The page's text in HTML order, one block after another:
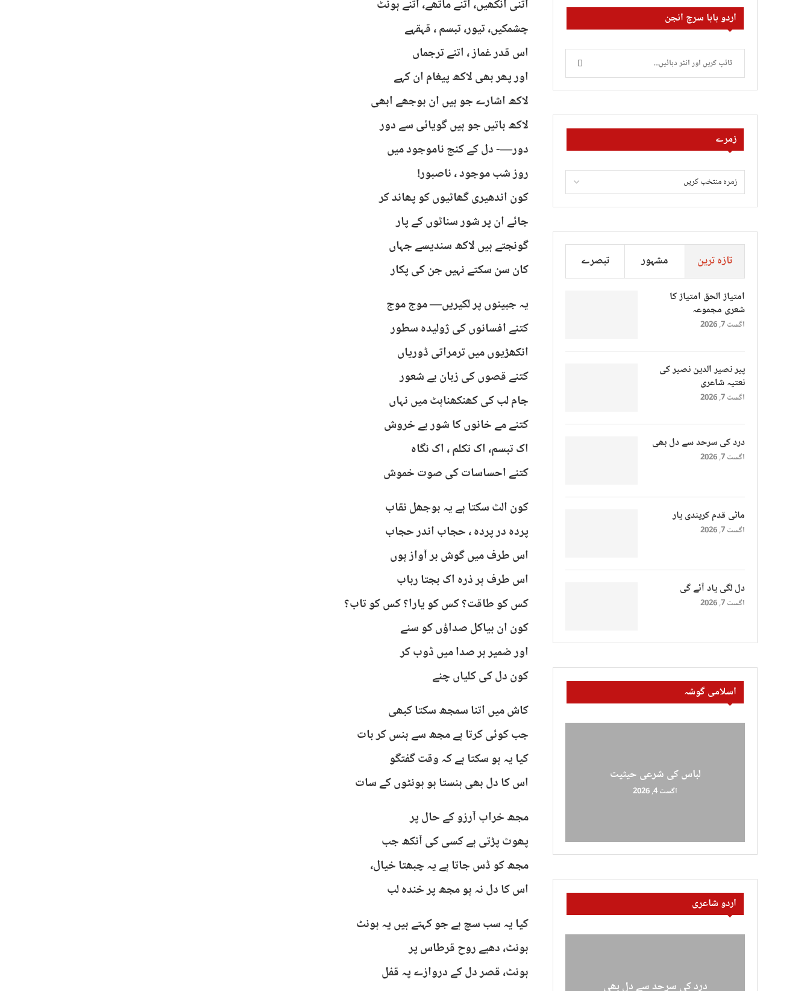
اتنی آنکھیں، اتنے ماتھے، اتنے ہونٹ
چشمکیں، تیور، تبسم ، قہقہے
اس قدر غماز ، اتنے ترجماں
اور پھر بھی لاکھ پیغام ان کہے
لاکھ اشارے جو ہیں ان بوجھے ابھی
لاکھ باتیں جو ہیں گویائی سے دور
دور—- دل کے کنج ناموجود میں
روز شب موجود ، ناصبور!
کون اندھیری گھاٹیوں کو پھاند کر
جائے ان پر شور سناٹوں کے پار
گونجتے ہیں لاکھ سندیسے جہاں
کان سن سکتے نہیں جن کی پکار
یہ جبینوں پر لکیریں— موج موج
کتنے افسانوں کی ژولیدہ سطور
انکھڑیوں میں ترمراتی ڈوریاں
کتنے قصوں کی زبان بے شعور
جام لب کی کھنکھناہٹ میں نہاں
کتنے مے خانوں کا شور بے خروش
اک تبسم، اک تکلم ، اک نگاہ
کتنے احساسات کی صوت خموش
کون الٹ سکتا ہے یہ بوجھل نقاب
پردہ در پردہ ، حجاب اندر حجاب
اس طرف میں گوش بر آواز ہوں
اس طرف ہر ذرہ اک بجتا رباب
کس کو طاقت؟ کس کو یارا؟ کس کو تاب؟
کون ان بیاکل صداؤں کو سنے
اور ضمیر ہر صدا میں ڈوب کر
کون دل کی کلیاں چنے
کاش میں اتنا سمجھ سکتا کبھی
جب کوئی کرتا ہے مجھ سے ہنس کر بات
کیا یہ ہو سکتا ہے کہ وقت گفتگو
اس کا دل بھی ہنستا ہو ہونٹوں کے سات
مجھ خراب آرزو کے حال پر
پھوٹ پڑتی ہے کسی کی آنکھ جب
مجھ کو ڈس جاتا ہے یہ چبھتا خیال،
اس کا دل نہ ہو مجھ پر خندہ لب
کیا یہ سب سچ ہے جو کہتے ہیں یہ ہونٹ
ہونٹ، دھبے روح قرطاس پر
ہونٹ، قصر دل کے دروازے پہ قفل
اردو بابا سرچ انجن
زمرے
تازہ ترین مشہور تبصرے
امتیاز الحق امتیاز کا
شعری مجموعہ
اگست 7, 2026
پیر نصیر الدین نصیر کی
نعتیہ شاعری
اگست 7, 2026
درد کی سرحد سے دل بھی
اگست 7, 2026
ماٹی قدم کریندی یار
اگست 7, 2026
دل لگی یاد آئے گی
اگست 7, 2026
اسلامی گوشہ
لباس کی شرعی حیثیت
اگست 4, 2026
اردو شاعری
درد کی سرحد سے دل بھی